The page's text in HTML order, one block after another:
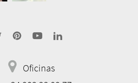
address
Oficinas